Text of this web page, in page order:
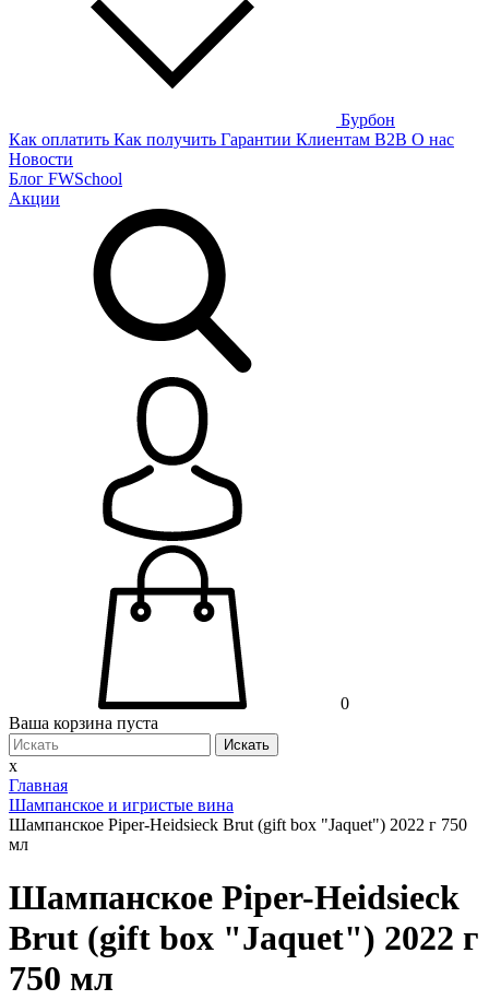
Бурбон
Как оплатить Как получить Гарантии Клиентам B2B О нас
Новости
Блог FWSchool
Акции
0
Ваша корзина пуста
Искать
x
Главная
Шампанское и игристые вина
Шампанское Piper-Heidsieck Brut (gift box "Jaquet") 2022 г 750
мл
Шампанское Piper-Heidsieck
Brut (gift box "Jaquet") 2022 г
750 мл